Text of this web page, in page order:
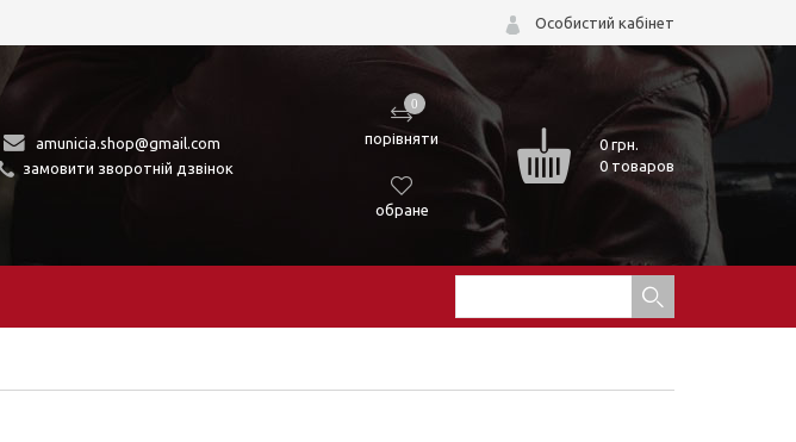
Особистий кабінет
amunicia.shop@gmail.com
замовити зворотній дзвінок
0
порівняти
обране
0грн.
0 товаров